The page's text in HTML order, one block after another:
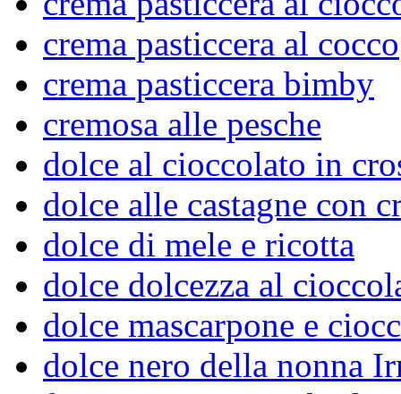
crema pasticcera al cocco
crema pasticcera bimby
cremosa alle pesche
dolce al cioccolato in
dolce alle castagne con
dolce di mele e ricotta
dolce dolcezza al
dolce mascarpone e
dolce nero della nonna